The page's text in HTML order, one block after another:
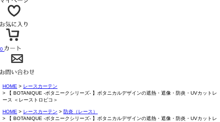
0
HOME
レースカーテン
【 BOTANIQUE -ボタニークシリーズ- 】ボタニカルデザインの遮熱・遮像・防炎・UVカットレ
ース ＜レーストロピコ＞
HOME レースカーテン
防炎（レース）
【 BOTANIQUE -ボタニークシリーズ- 】ボタニカルデザインの遮熱・遮像・防炎・UVカットレ